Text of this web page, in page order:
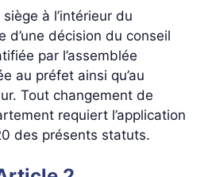
à l’intérieur du
d’une décision du conseil
par l’assemblée
au préfet ainsi qu’au
Tout changement de
requiert l’application
des présents statuts.